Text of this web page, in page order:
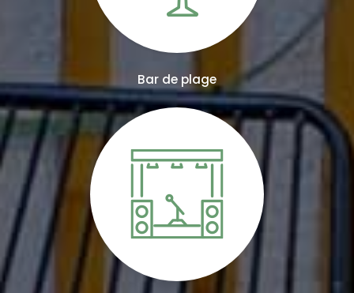
Bar de plage